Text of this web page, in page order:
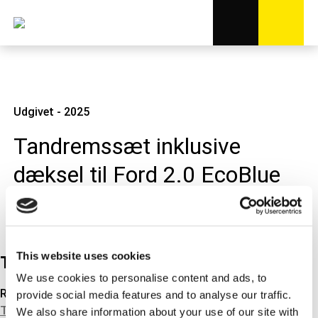
This website uses cookies
We use cookies to personalise content and ads, to
provide social media features and to analyse our traffic.
We also share information about your use of our site with
Udgivet - 2025
Tandremssæt inklusive
dæksel til Ford 2.0 EcoBlue
motorer
Tech news
RELATEREDE PRODUKTER
TANDREMSSÆT & TAKTKÆDESÆT